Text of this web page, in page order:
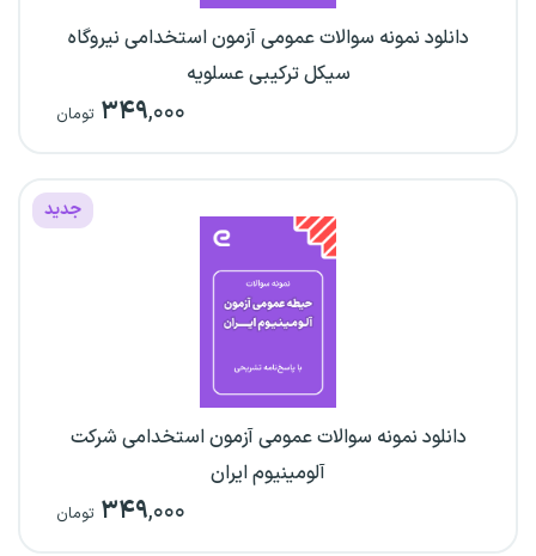
دانلود نمونه سوالات عمومی آزمون استخدامی نیروگاه
سیکل ترکیبی عسلویه
۳۴۹,۰۰۰ تومان
جدید
دانلود نمونه سوالات عمومی آزمون استخدامی شرکت
آلومینیوم ایران
۳۴۹,۰۰۰ تومان